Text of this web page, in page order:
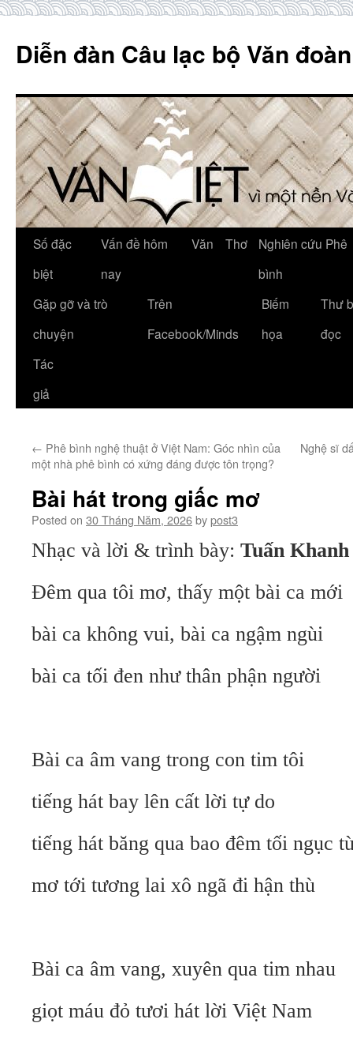
content
Diễn đàn Câu lạc bộ Văn
Số đặc
biệt
Vấn đề hôm
nay
Văn Thơ
Nghiên cứu Phê
bình
Gặp gỡ và trò
chuyện
Trên
Facebook/Minds
Biếm
họa
Thư
đọc
Tác
giả
← Phê bình nghệ thuật ở Việt Nam: Góc nhìn của
một nhà phê bình có xứng đáng được tôn trọng?
Nghệ sĩ
Bài hát trong giấc mơ
Posted on 30 Tháng Năm, 2026bypost3
Nhạc và lời & trình bày: Tuấn Khanh
Đêm qua tôi mơ, thấy một bài ca mới
bài ca không vui, bài ca ngậm ngùi
bài ca tối đen như thân phận người
Bài ca âm vang trong con tim tôi
tiếng hát bay lên cất lời tự do
tiếng hát băng qua bao đêm tối ngục
mơ tới tương lai xô ngã đi hận thù
Bài ca âm vang, xuyên qua tim nhau
giọt máu đỏ tươi hát lời Việt Nam